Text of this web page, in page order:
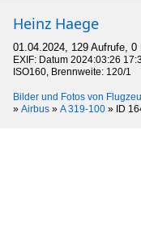
Heinz Haege
01.04.2024, 129 Aufrufe, 0
EXIF: Datum 2024:03:26
ISO160, Brennweite: 120/1
Bilder und Fotos von
» Airbus » A 319-100 » ID